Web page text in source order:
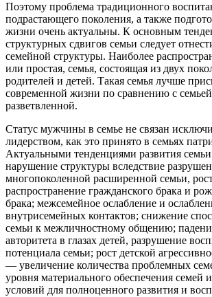
Поэтому проблема традиционного
подрастающего поколения, а также
жизни очень актуальны. К основным
структурных сдвигов семьи следует
семейной структуры. Наиболее
или простая, семья, состоящая из двух
родителей и детей. Такая семья лучше
современной жизни по сравнению с
разветвленной.
Статус мужчины в семье не связан
лидерством, как это принято в семьях
Актуальными тенденциями развития
нарушение структуры вследствие
многопоколенной расширенной семьи,
распространение гражданского брака и
брака; межсемейное ослабление и
внутрисемейных контактов; снижение
семьи к межличностному общению;
авторитета в глазах детей, разрушение
потенциала семьи; рост детской
— увеличение количества проблемных
уровня материального обеспечения семей
условий для полноценного развития и